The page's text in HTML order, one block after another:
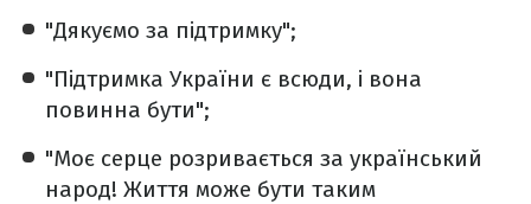
"Дякуємо за підтримку";
"Підтримка України є всюди, і вона
повинна бути";
"Моє серце розривається за український
народ! Життя може бути таким